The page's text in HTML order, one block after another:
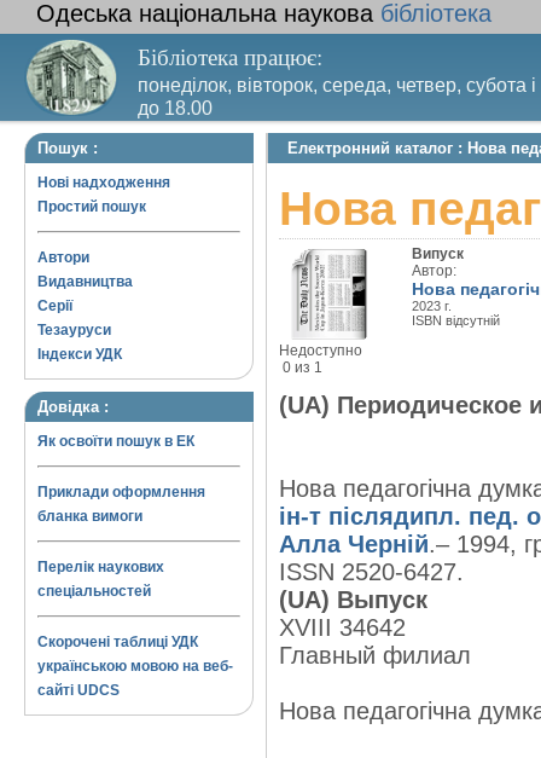
Одеська національна наукова бібліотека
Бібліотека працює:
понеділок, вівторок, середа, четвер, субота
до 18.00
Вихідний день – п’ятниця. Останній четвер
Пошук :
Нові надходження
Простий пошук
Автори
Видавництва
Серії
Тезауруси
Індекси УДК
Довідка :
Як освоїти пошук в ЕК
Приклади оформлення
бланка вимоги
Перелік наукових
спеціальностей
Скорочені таблиці УДК
українською мовою на веб-
сайті UDCS
Електронний каталог : Нова
Нова
Недоступно
0 из 1
Випуск
Автор:
Нова
2023 г.
ISBN відсутній
(UA) Периодическое
Нова педагогічна
ін-т післядипл. пед.
Алла Черній.– 1994,
ISSN 2520-6427.
(UA) Выпуск
XVIII 34642
Главный филиал
Нова педагогічна